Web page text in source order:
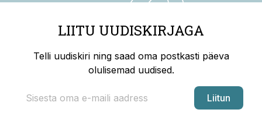
LIITU UUDISKIRJAGA
Telli uudiskiri ning saad oma postkasti päeva
olulisemad uudised.
Liitun